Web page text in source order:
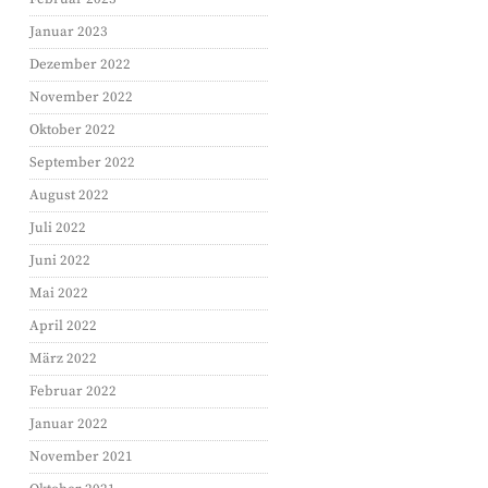
Januar 2023
Dezember 2022
November 2022
Oktober 2022
September 2022
August 2022
Juli 2022
Juni 2022
Mai 2022
April 2022
März 2022
Februar 2022
Januar 2022
November 2021